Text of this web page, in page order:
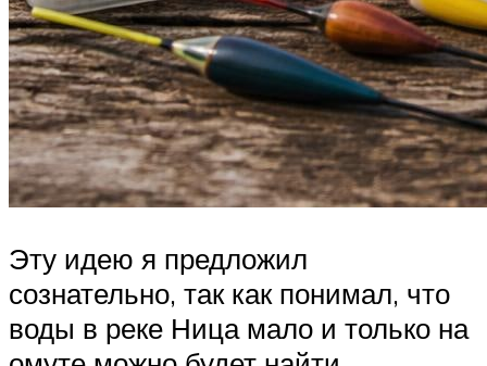
Эту идею я предложил
сознательно, так как понимал, что
воды в реке Ница мало и только на